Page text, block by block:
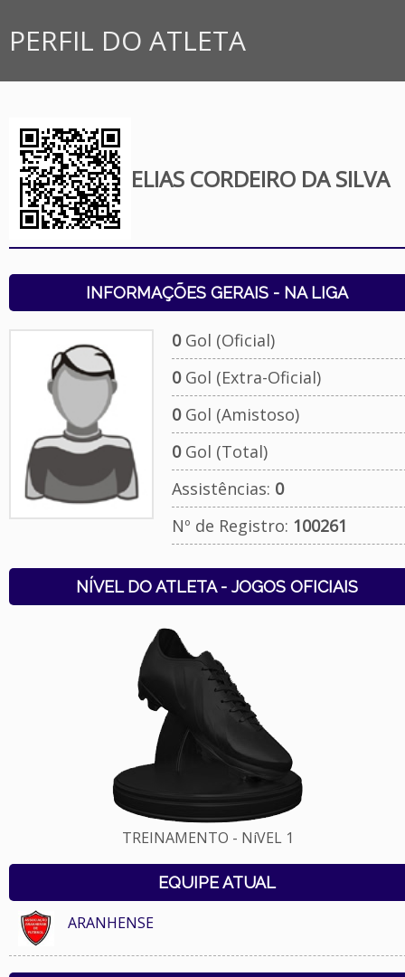
PERFIL DO ATLETA
ELIAS CORDEIRO DA SILVA
INFORMAÇÕES GERAIS - NA LIGA
0Gol (Oficial)
0Gol (Extra-Oficial)
0Gol (Amistoso)
0Gol (Total)
Assistências: 0
Nº de Registro: 100261
NÍVEL DO ATLETA - JOGOS OFICIAIS
TREINAMENTO - NíVEL 1
EQUIPE ATUAL
ARANHENSE